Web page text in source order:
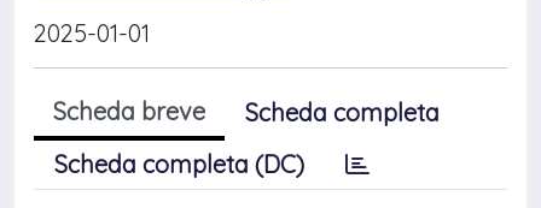
2025-01-01
Scheda breve
Scheda completa
Scheda completa (DC)